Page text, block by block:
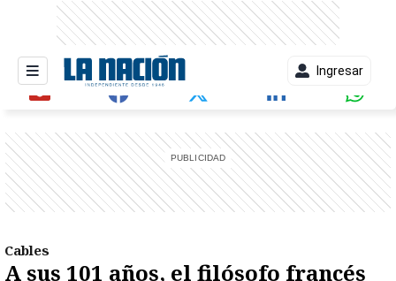
Ingresar
Cables
A sus 101 años, el filósofo francés